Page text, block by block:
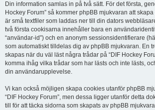
Din information samlas in på två sätt. För det första,
Hockey Forum” så kommer phpBB mjukvaran att
är små textfiler som laddas ner till din dators
två första cookisarna innehåller bara en
“användar-id”) och en anonym sessionsidentifierare
som automatiskt tilldelas dig av phpBB mjukvaran. En
skapas när du väl läst några trådar på “DIF Hockey
komma ihåg vilka trådar som har lästs och inte lästs,
din användarupplevelse.
Vi kan också möjligen skapa cookies utanför phpBB
“DIF Hockey Forum”, men dessa ligger utanför detta
till för att täcka sidorna som skapats av phpBB